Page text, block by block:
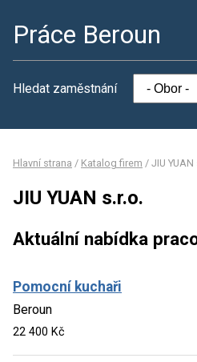
Práce Beroun
Hledat zaměstnání
Hlavní strana / Katalog firem / JIU YUAN
JIU YUAN s.r.o.
Aktuální nabídka
Pomocní kuchaři
Beroun
22 400 Kč